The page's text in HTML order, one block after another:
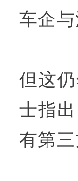
车企
但这
士指
有第